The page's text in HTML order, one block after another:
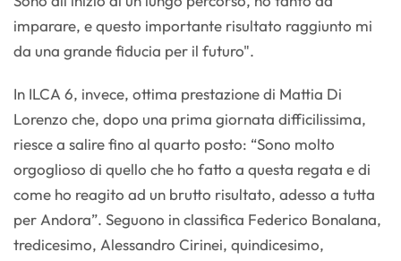
imparare, e questo importante risultato raggiunto mi
da una grande fiducia per il futuro".
In ILCA 6, invece, ottima prestazione di Mattia Di
Lorenzo che, dopo una prima giornata difficilissima,
riesce a salire fino al quarto posto: “Sono molto
orgoglioso di quello che ho fatto a questa regata e di
come ho reagito ad un brutto risultato, adesso a tutta
per Andora”. Seguono in classifica Federico Bonalana,
tredicesimo, Alessandro Cirinei, quindicesimo,